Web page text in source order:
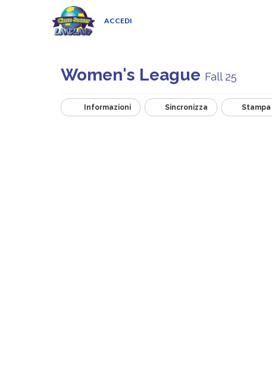
ACCEDI
Women's League Fall 25
Informazioni Sincronizza Stampa